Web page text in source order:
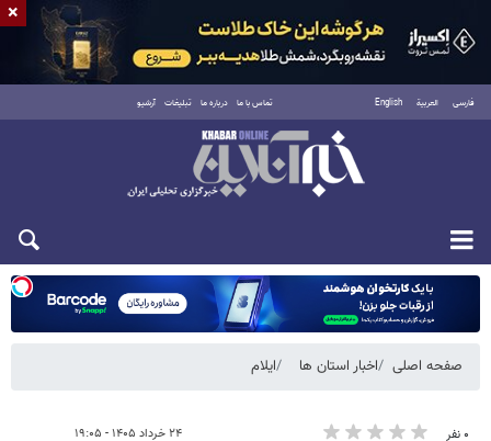
فارسی العربية English تماس با ما درباره ما تبلیغات آرشیو
شنبه ۱۷ مرداد ۱۴۰۵
صفحه اصلی اخبار استان ها ایلام
۰ نفر ۲۴ خرداد ۱۴۰۵ - ۱۹:۰۵
×